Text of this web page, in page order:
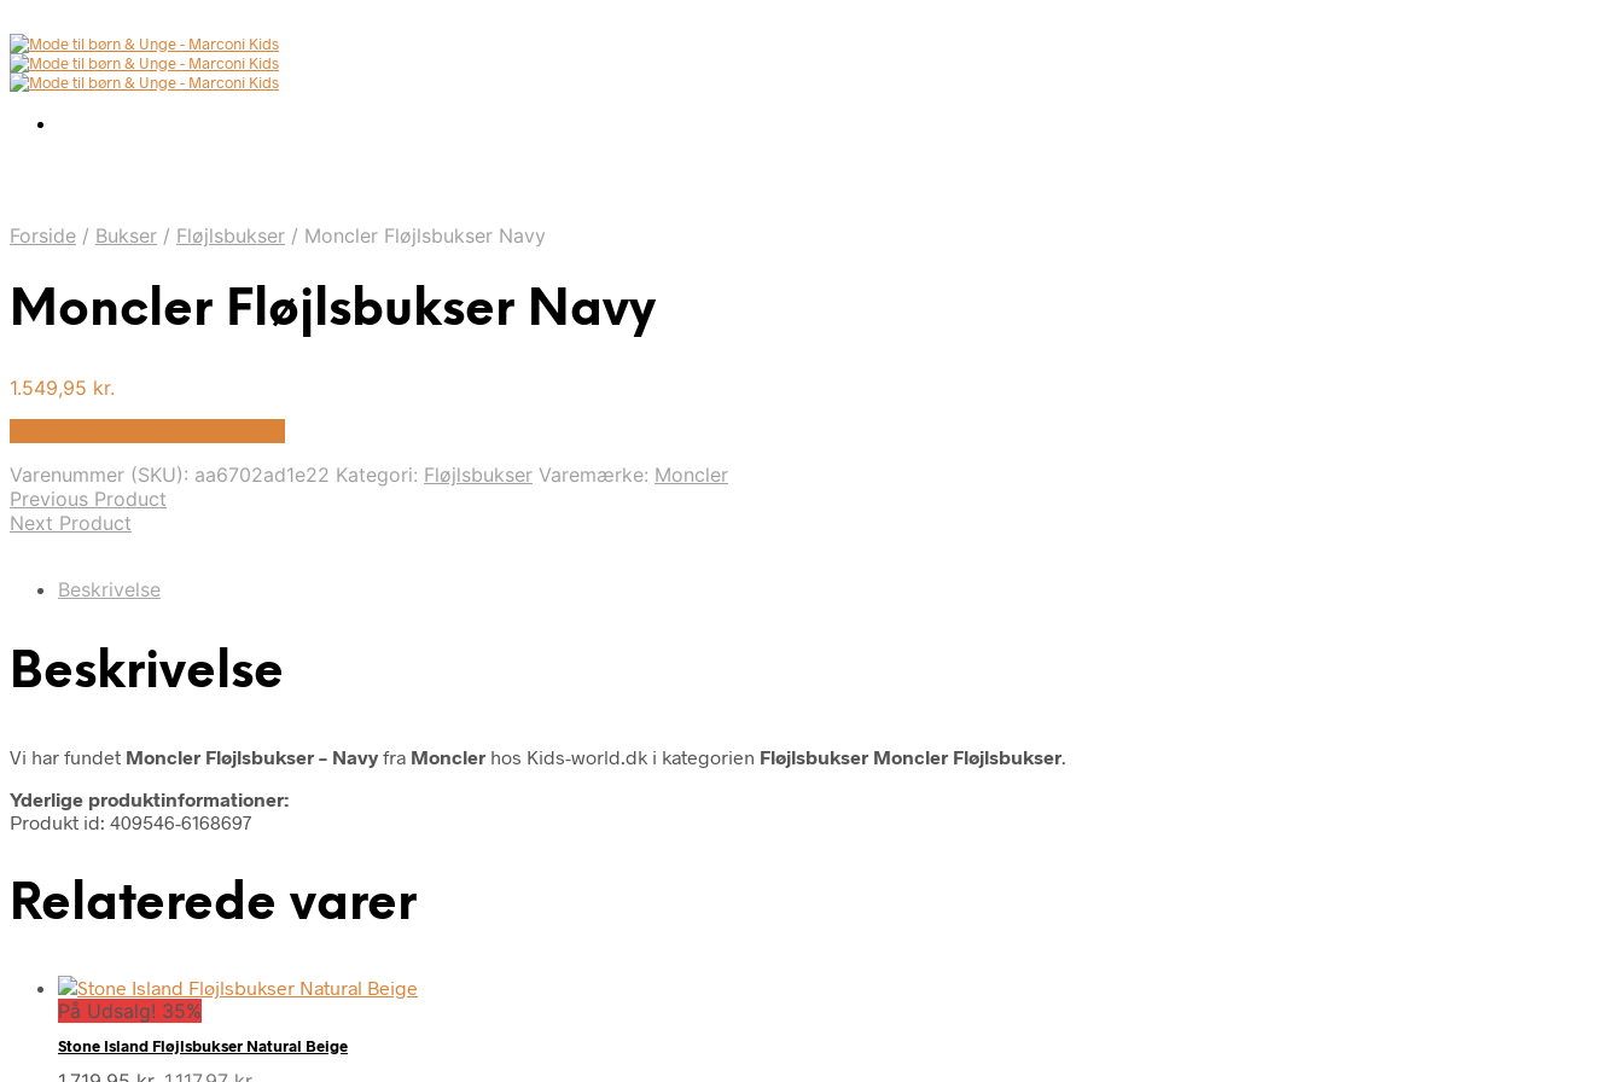
Forside / Bukser / Fløjlsbukser / Moncler Fløjlsbukser Navy
Moncler Fløjlsbukser Navy
1.549,95 kr.
Varenummer (SKU): aa6702ad1e22 Kategori: Fløjlsbukser Varemærke: Moncler
Previous Product
Next Product
Beskrivelse
Beskrivelse
Vi har fundet Moncler Fløjlsbukser – Navyfra Moncler hos Kids-world.dk i kategorien Fløjlsbukser Moncler Fløjlsbukser
Yderlige produktinformationer:
Produkt id: 409546-6168697
Relaterede varer
På Udsalg! 35%
Stone Island Fløjlsbukser Natural Beige